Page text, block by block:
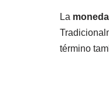
La moneda
término